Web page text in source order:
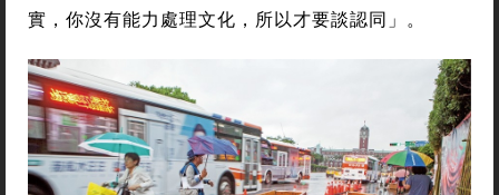
實，你沒有能力處理文化，所以才要談認同」。